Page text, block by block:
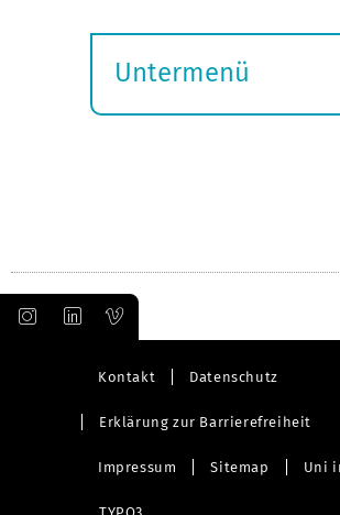
Untermenü
Kontakt Datenschutz
Erklärung zur Barrierefreiheit
Impressum Sitemap Uni
TYPO3